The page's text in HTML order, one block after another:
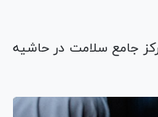
های افتتاح ۲ هزار و ۸۷۵ مرکز جامع سلامت در حاشیه